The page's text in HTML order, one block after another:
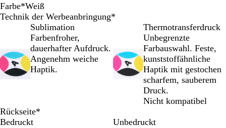
Farbe*Weiß
W
T
i
s
N
k
o
l
e
N
g
e
Technik der Werbeanbringung*
Sublimation
Farbenfroher,
dauerhafter Aufdruck.
Angenehm weiche
Haptik.
Thermotransferdruck
Unbegrenzte
Farbauswahl. Feste,
kunststoffähnliche
Haptik mit gestochen
scharfem, sauberem
Druck.
Nicht kompatibel
Rückseite*
Bedruckt
Unbedruckt